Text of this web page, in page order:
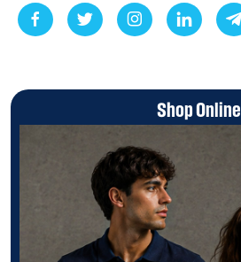
Shop Online